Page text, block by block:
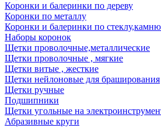
Коронки и балеринки по дереву
Коронки по металлу
Коронки и балеринки по
Наборы коронок
Щетки проволочные,металлические
Щетки проволочные , мягкие
Щетки витые , жесткие
Щетки нейлоновые для браширования
Щетки ручные
Подшипники
Щетки угольные на
Абразивные круги